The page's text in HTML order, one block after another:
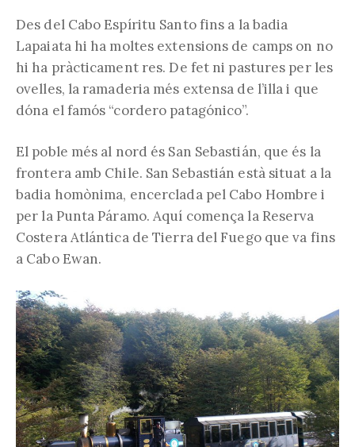
Des del Cabo Espíritu Santo fins a la badia
Lapaiata hi ha moltes extensions de camps on no
hi ha pràcticament res. De fet ni pastures per les
ovelles, la ramaderia més extensa de l’illa i que
dóna el famós “cordero patagónico”.
El poble més al nord és San Sebastián, que és la
frontera amb Chile. San Sebastián està situat a la
badia homònima, encerclada pel Cabo Hombre i
per la Punta Páramo. Aquí comença la Reserva
Costera Atlántica de Tierra del Fuego que va fins
a Cabo Ewan.